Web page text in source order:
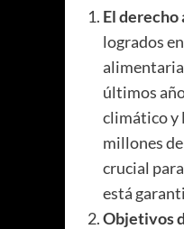
El derecho
logrados
últimos
climático y
millones
crucial
está
Objetivos